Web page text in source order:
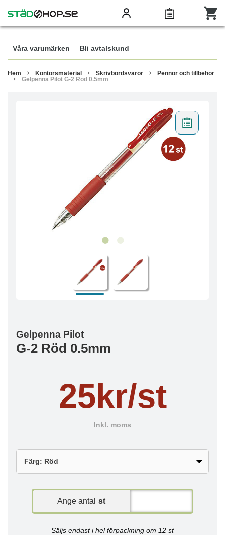
Våra varumärken Bli avtalskund
Hem Kontorsmaterial Skrivbordsvaror
Pennor och tillbehör
Gelpenna Pilot G-2 Röd 0.5mm
Gelpenna Pilot
G-2 Röd 0.5mm
25kr/st
Inkl. moms
Ange antal st
Säljs endast i hel förpackning om 12 st